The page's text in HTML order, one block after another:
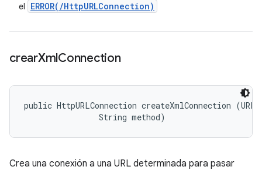
el ERROR( /HttpURLConnection)
crearXmlConnection
public HttpURLConnection createXmlConnection
                String method)
Crea una conexión a una URL determinada para pasar